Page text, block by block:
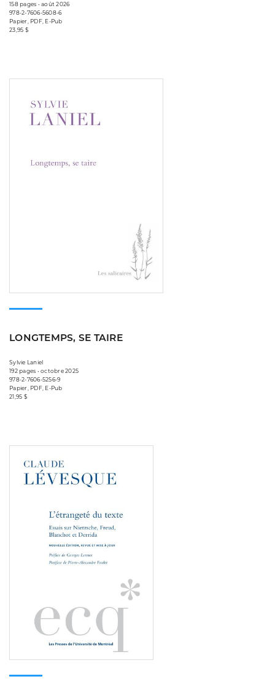
158 pages • août 2026
978-2-7606-5608-6
Papier, PDF, E-Pub
23,95 $
LONGTEMPS, SE TAIRE
Sylvie Laniel
192 pages • octobre 2025
978-2-7606-5256-9
Papier, PDF, E-Pub
21,95 $